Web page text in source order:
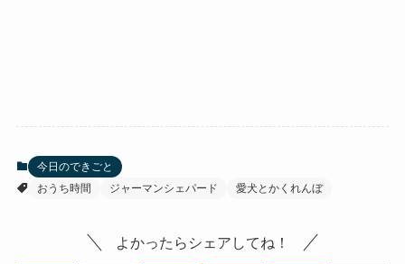
今日のできごと
おうち時間
ジャーマンシェパード 愛犬とかくれんぼ
よかったらシェアしてね！